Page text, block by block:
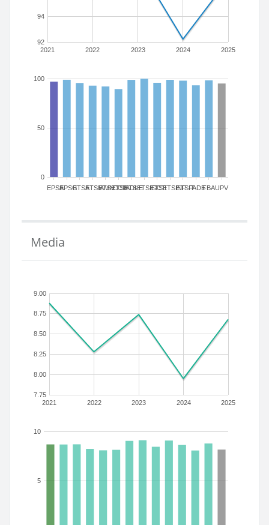
2021 2022 2023 2024 2025
92
94
EPSAEPSGETSAETSIAMN
ETSICCP
ETSIADI
ETSIEETSIGCT
ETSIIETSINFETSITFADEFBAUPV
0
50
100
Media
2021 2022 2023 2024 2025
7.75
8.00
8.25
8.50
8.75
9.00
5
10